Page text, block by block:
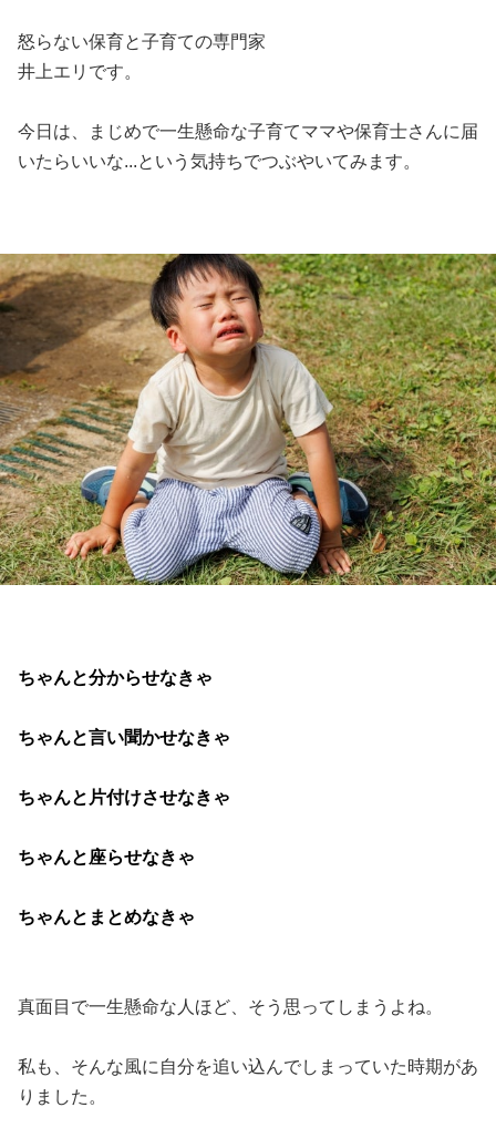
怒らない保育と子育ての専門家
井上エリです。
今日は、まじめで一生懸命な子育てママや保育士さんに届
いたらいいな...という気持ちでつぶやいてみます。
ちゃんと分からせなきゃ
ちゃんと言い聞かせなきゃ
ちゃんと片付けさせなきゃ
ちゃんと座らせなきゃ
ちゃんとまとめなきゃ
真面目で一生懸命な人ほど、そう思ってしまうよね。
私も、そんな風に自分を追い込んでしまっていた時期があ
りました。